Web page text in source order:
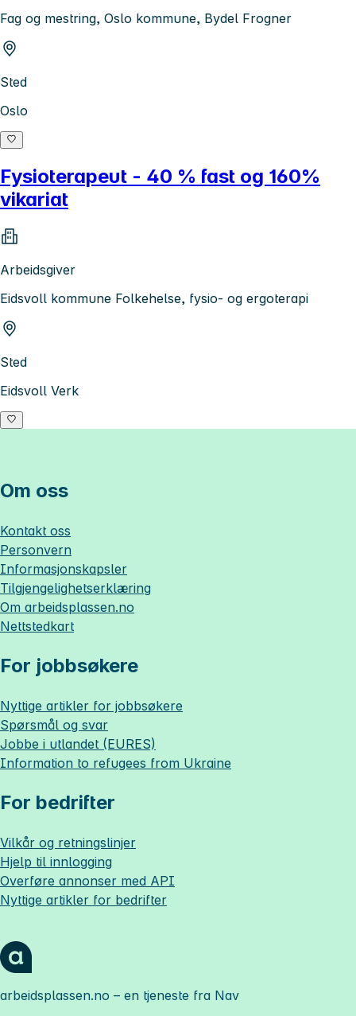
Fag og mestring, Oslo kommune, Bydel Frogner
Sted
Oslo
Fysioterapeut - 40 % fast og 160%
vikariat
Arbeidsgiver
Eidsvoll kommune Folkehelse, fysio- og ergoterapi
Sted
Eidsvoll Verk
Om oss
Kontakt oss
Personvern
Informasjonskapsler
Tilgjengelighetserklæring
Om arbeidsplassen.no
Nettstedkart
For jobbsøkere
Nyttige artikler for jobbsøkere
Spørsmål og svar
Jobbe i utlandet (EURES)
Information to refugees from Ukraine
For bedrifter
Vilkår og retningslinjer
Hjelp til innlogging
Overføre annonser med API
Nyttige artikler for bedrifter
arbeidsplassen.no – en tjeneste fra Nav